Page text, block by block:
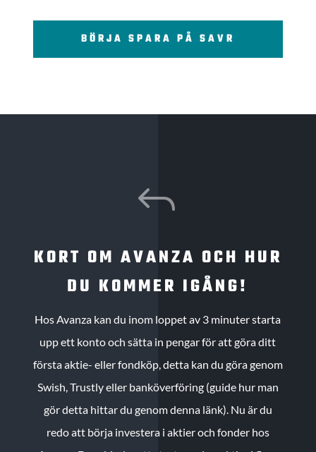
BÖRJA SPARA PÅ SAVR
J
KORT OM AVANZA OCH HUR
DU KOMMER IGÅNG!
Hos Avanza kan du inom loppet av 3 minuter starta
upp ett konto och sätta in pengar för att göra ditt
första aktie- eller fondköp, detta kan du göra genom
Swish, Trustly eller banköverföring (guide hur man
gör detta hittar du genom denna länk). Nu är du
redo att börja investera i aktier och fonder hos